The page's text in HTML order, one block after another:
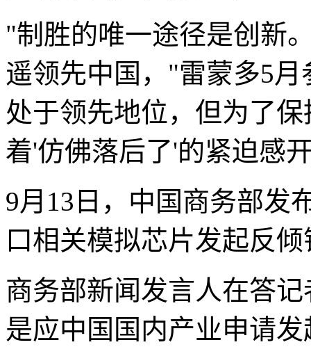
"制胜的唯一途径是创新
遥领先中国，"雷蒙多5
处于领先地位，但为了
着'仿佛落后了'的紧迫感
9月13日，中国商务部发
口相关模拟芯片发起反
商务部新闻发言人在答
是应中国国内产业申请